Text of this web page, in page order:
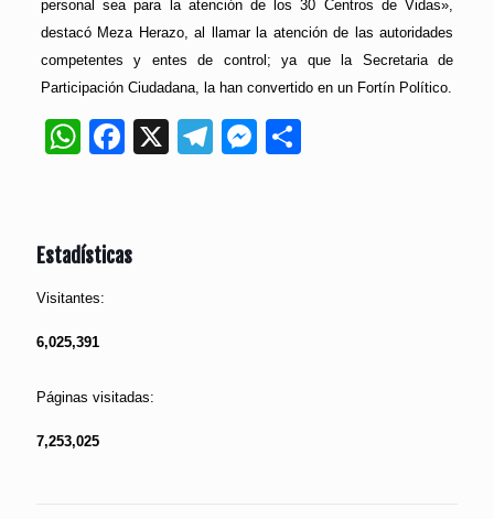
personal sea para la atención de los 30 Centros de Vidas»,
destacó Meza Herazo, al llamar la atención de las autoridades
competentes y entes de control; ya que la Secretaria de
Participación Ciudadana, la han convertido en un Fortín Político.
WhatsApp
Facebook
X Telegram
Messenger
Estadísticas
Visitantes:
6,025,391
Páginas visitadas:
7,253,025